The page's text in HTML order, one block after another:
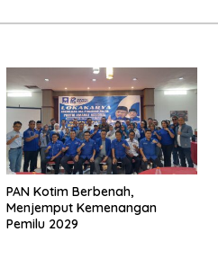
PAN Kotim Berbenah,
Menjemput Kemenangan
Pemilu 2029